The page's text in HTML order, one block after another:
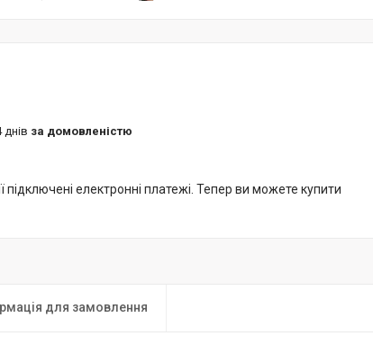
за домовленістю
підключені електронні платежі. Тепер ви можете купити
для замовлення